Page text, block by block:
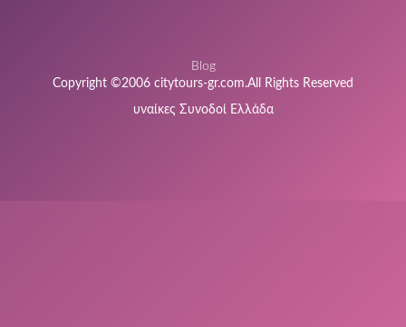
Blog
Copyright ©2006 citytours-gr.com.All Rights Reserved
υναίκες Συνοδοί Ελλάδα